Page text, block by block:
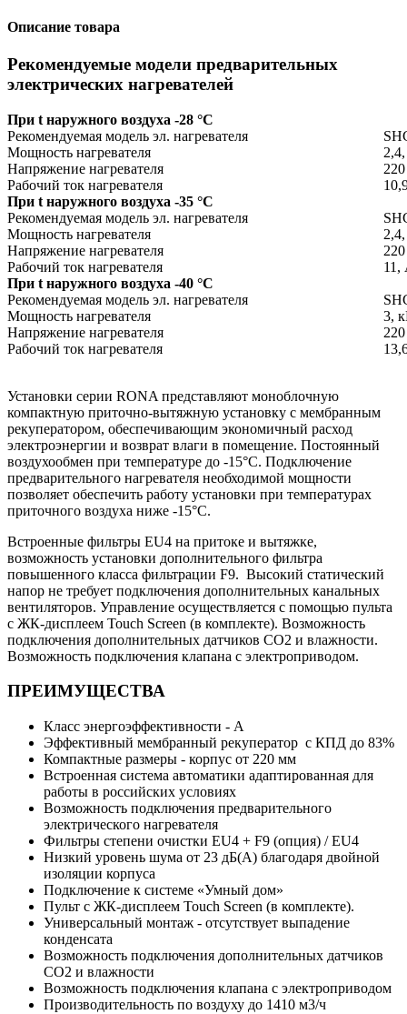
Описание товара
Рекомендуемые модели предварительных
электрических нагревателей
При t наружного воздуха -28 °С
Рекомендуемая модель эл. нагревателя
Мощность нагревателя
Напряжение нагревателя
Рабочий ток нагревателя
При t наружного воздуха -35 °С
Рекомендуемая модель эл. нагревателя
Мощность нагревателя
Напряжение нагревателя
Рабочий ток нагревателя
11,
При t наружного воздуха -40 °С
Рекомендуемая модель эл. нагревателя
Мощность нагревателя
3,
Напряжение нагревателя
Рабочий ток нагревателя
Установки серии RONA представляют моноблочную
компактную приточно-вытяжную установку с мембранным
рекуператором, обеспечивающим экономичный расход
электроэнергии и возврат влаги в помещение. Постоянный
воздухообмен при температуре до -15°С. Подключение
предварительного нагревателя необходимой мощности
позволяет обеспечить работу установки при температурах
приточного воздуха ниже -15°С.
Встроенные фильтры EU4 на притоке и вытяжке,
возможность установки дополнительного фильтра
повышенного класса фильтрации F9. Высокий статический
напор не требует подключения дополнительных канальных
вентиляторов. Управление осуществляется с помощью пульта
с ЖК-дисплеем Touch Screen (в комплекте). Возможность
подключения дополнительных датчиков CO2 и влажности.
Возможность подключения клапана с электроприводом.
ПРЕИМУЩЕСТВА
Класс энергоэффективности - А
Эффективный мембранный рекуператор с КПД до 83%
Компактные размеры - корпус от 220 мм
Встроенная система автоматики адаптированная для
работы в российских условиях
Возможность подключения предварительного
электрического нагревателя
Фильтры степени очистки EU4 + F9 (опция) / EU4
Низкий уровень шума от 23 дБ(А) благодаря двойной
изоляции корпуса
Подключение к системе «Умный дом»
Пульт с ЖК-дисплеем Touch Screen (в комплекте).
Универсальный монтаж - отсутствует выпадение
конденсата
Возможность подключения дополнительных датчиков
CO2 и влажности
Возможность подключения клапана с электроприводом
Производительность по воздуху до 1410 м3/ч